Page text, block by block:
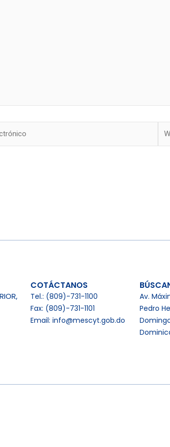
COTÁCTANOS
Tel.: (809)-731-1100
Fax: (809)-731-1101
Email: info@mescyt.gob.do
Av.
Pedro